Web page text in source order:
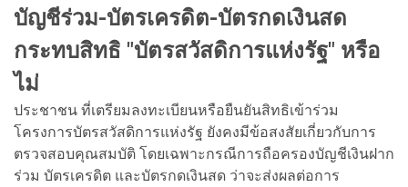
บัญชีร่วม-บัตรเครดิต-บัตรกดเงินสด
กระทบสิทธิ "บัตรสวัสดิการแห่งรัฐ" หรือ
ไม่
ประชาชน ที่เตรียมลงทะเบียนหรือยืนยันสิทธิเข้าร่วม
โครงการบัตรสวัสดิการแห่งรัฐ ยังคงมีข้อสงสัยเกี่ยวกับการ
ตรวจสอบคุณสมบัติ โดยเฉพาะกรณีการถือครองบัญชีเงินฝาก
ร่วม บัตรเครดิต และบัตรกดเงินสด ว่าจะส่งผลต่อการ